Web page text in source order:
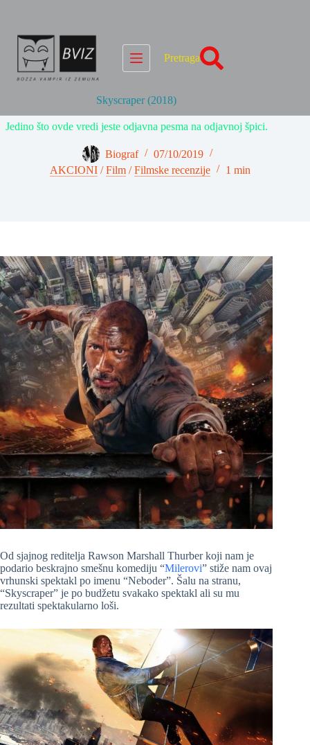
Pretraga
Skyscraper (2018)
Jedino što ovde vredi jeste odjavna pesma na odjavnoj špici.
Biograf
07/10/2019
AKCIONI /Film /Filmske recenzije 1 min
Od sjajnog reditelja Rawson Marshall Thurber koji nam je
podario beskrajno smešnu komediju “Milerovi” stiže nam ovaj
vrhunski spektakl po imenu “Neboder”. Šalu na stranu,
“Skyscraper” je po budžetu svakako spektakl ali su mu
rezultati spektakularno loši.